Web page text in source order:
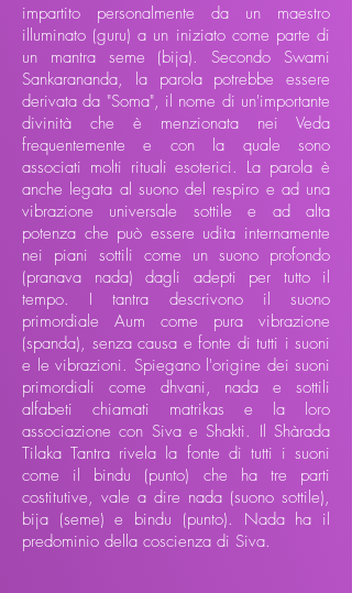
impartito personalmente da un maestro
illuminato (guru) a un iniziato come parte di
un mantra seme (bija). Secondo Swami
Sankarananda, la parola potrebbe essere
derivata da "Soma", il nome di un'importante
divinità che è menzionata nei Veda
frequentemente e con la quale sono
associati molti rituali esoterici. La parola è
anche legata al suono del respiro e ad una
vibrazione universale sottile e ad alta
potenza che può essere udita internamente
nei piani sottili come un suono profondo
(pranava nada) dagli adepti per tutto il
tempo. I tantra descrivono il suono
primordiale Aum come pura vibrazione
(spanda), senza causa e fonte di tutti i suoni
e le vibrazioni. Spiegano l'origine dei suoni
primordiali come dhvani, nada e sottili
alfabeti chiamati matrikas e la loro
associazione con Siva e Shakti. Il Shàrada
Tilaka Tantra rivela la fonte di tutti i suoni
come il bindu (punto) che ha tre parti
costitutive, vale a dire nada (suono sottile),
bija (seme) e bindu (punto). Nada ha il
predominio della coscienza di Siva.